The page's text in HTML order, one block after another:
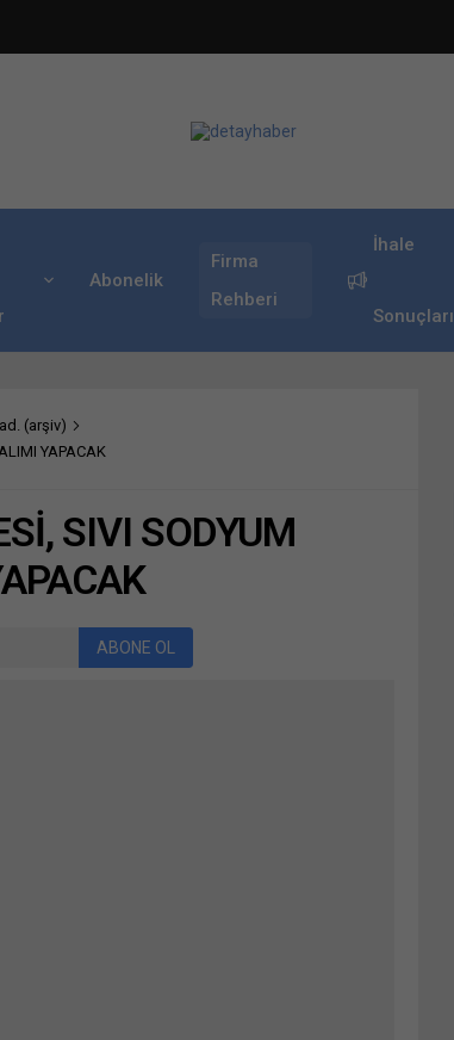
Abonelik
Firma
Rehberi
İhale
Sonuçları
(arşiv)
YAPACAK
SIVI SODYUM
ABONE OL